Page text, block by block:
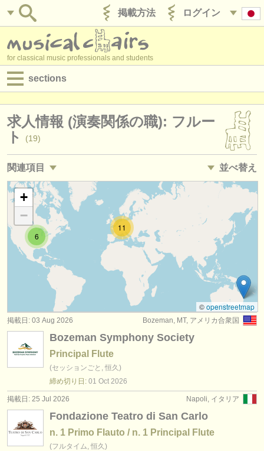
ログイン
掲載方法
for classical music professionals and students
sections
求人情報 (演奏関係の職)
求人情報 (管理者関連の職)
degree courses
講習会
コンクール
楽器の販売
盗まれた楽器
ディレクトリー:
オーケストラ
音楽学校
ユース オーケストラ
musicalchairs:
musicalchairsについて
求人情報 (演奏関係の職): フルー
ト
(19)
関連項目 並べ替え
求人情報 (教育関連の職): フルート (1)
講習会: フルート
degree courses: フルート (10)
degree courses: baroque flute (2)
degree courses: 民俗 ホイッスル/フルート
コンクール: フルート
楽器の販売: フルート (81)
盗まれた楽器: フルート
• 掲載日
• 締め切り日
6
11
+
−
©openstreetmap
Bozeman, MT, アメリカ合衆国
掲載日: 03 Aug 2026
Bozeman Symphony Society
Principal Flute
(セッションごと, 恒久)
締め切り日: 01 Oct 2026
Napoli, イタリア
掲載日: 25 Jul 2026
Fondazione Teatro di San Carlo
n. 1 Primo Flauto / n. 1 Principal Flute
(フルタイム, 恒久)